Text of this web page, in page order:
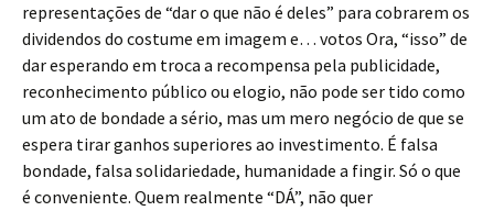
representações de “dar o que não é deles” para cobrarem os
dividendos do costume em imagem e… votos Ora, “isso” de
dar esperando em troca a recompensa pela publicidade,
reconhecimento público ou elogio, não pode ser tido como
um ato de bondade a sério, mas um mero negócio de que se
espera tirar ganhos superiores ao investimento. É falsa
bondade, falsa solidariedade, humanidade a fingir. Só o que
é conveniente. Quem realmente “DÁ”, não quer